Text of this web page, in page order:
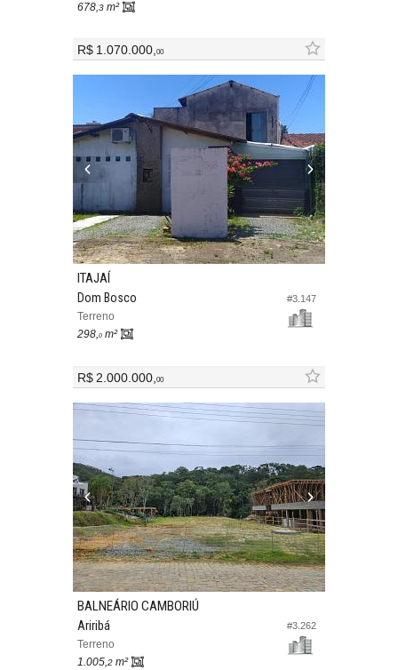
678,3 m²
R$ 1.070.000,00
#3.147
ITAJAÍ
Dom Bosco
Terreno
298,0 m²
R$ 2.000.000,00
#3.262
BALNEÁRIO CAMBORIÚ
Ariribá
Terreno
1.005,2 m²